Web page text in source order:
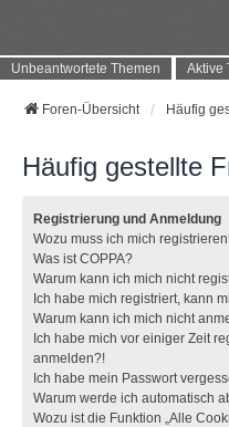
Unbeantwortete Themen Aktive
Foren-Übersicht Häufig
Häufig gestellte
Registrierung und Anmeldung
Wozu muss ich mich
Was ist COPPA?
Warum kann ich mich nicht
Ich habe mich registriert, kann
Warum kann ich mich nicht
Ich habe mich vor einiger Zeit
anmelden?!
Ich habe mein Passwort
Warum werde ich automatisch
Wozu ist die Funktion „Alle